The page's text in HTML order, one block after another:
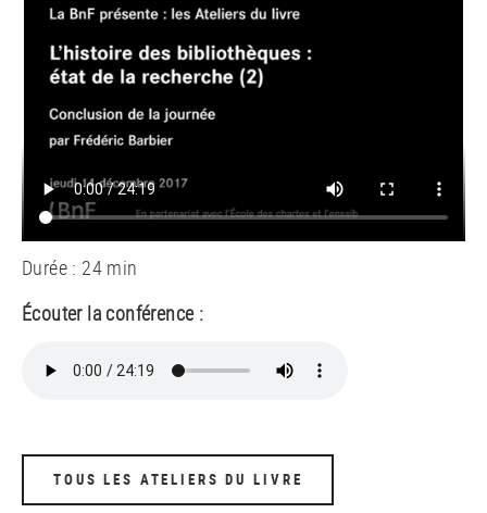
Durée : 24 min
Écouter la conférence :
TOUS LES ATELIERS DU LIVRE